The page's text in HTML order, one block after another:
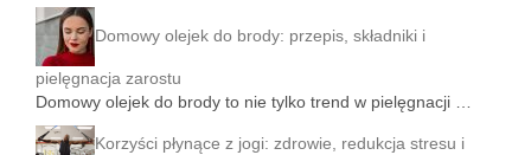
Domowy olejek do brody: przepis, składniki i
pielęgnacja zarostu
Domowy olejek do brody to nie tylko trend w pielęgnacji …
Korzyści płynące z jogi: zdrowie, redukcja stresu i